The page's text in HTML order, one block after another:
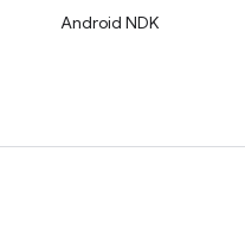
Android NDK